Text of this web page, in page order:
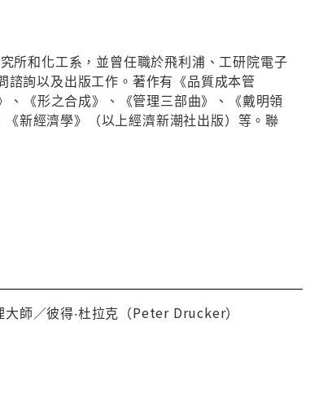
所和化工系，並曾任職於飛利浦、工研院電子
詢以及出版工作。著作有《品質成本管
《形之合成》、《管理三部曲》、《戴明領
新經濟學》（以上經濟新潮社出版）等。聯
師／彼得‧杜拉克（Peter Drucker）